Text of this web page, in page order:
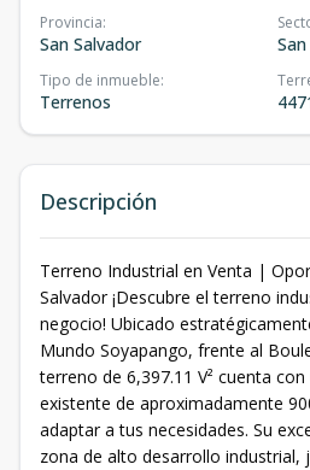
Provincia:
San Salvador
Tipo de inmueble:
Terrenos
Descripción
Terreno Industrial en Venta |
Salvador ¡Descubre el terreno
negocio! Ubicado
Mundo Soyapango, frente al
terreno de 6,397.11 V² cuenta
existente de aproximadamente
adaptar a tus necesidades. Su
zona de alto desarrollo industrial,